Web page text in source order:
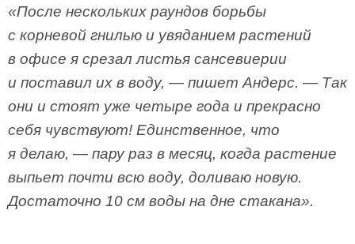
«После нескольких раундов борьбы
с корневой гнилью и увяданием растений
в офисе я срезал листья сансевиерии
и поставил их в воду, — пишет Андерс. — Так
они и стоят уже четыре года и прекрасно
себя чувствуют! Единственное, что
я делаю, — пару раз в месяц, когда растение
выпьет почти всю воду, доливаю новую.
Достаточно 10 см воды на дне стакана».